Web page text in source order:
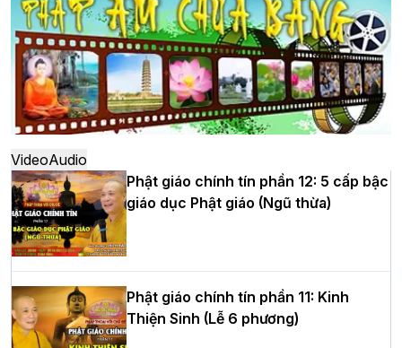
đô
Hà Nội: Ngày tu học cuối cùng khép lại
khóa sinh hoạt Phật pháp mùa hè lần
thứ XIV tại chùa Bằng
Học yêu thương trong ngày tu tập thứ
tư của Khóa sinh hoạt Phật pháp mùa
hè tại chùa Bằng
HT.Thích Thọ Lạc được suy cử làm tân
VideoAudio
Phật giáo chính tín phần 12: 5 cấp bậc
giáo dục Phật giáo (Ngũ thừa)
Phật giáo chính tín phần 11: Kinh
Thiện Sinh (Lễ 6 phương)